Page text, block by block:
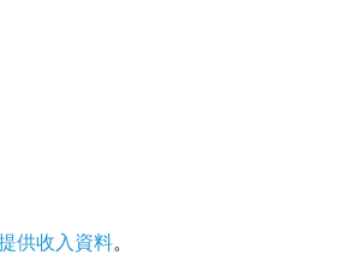
供收入資料。